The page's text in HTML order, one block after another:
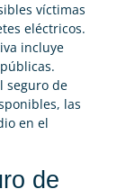
víctimas
eléctricos.
incluye
seguro de
las
en el
de